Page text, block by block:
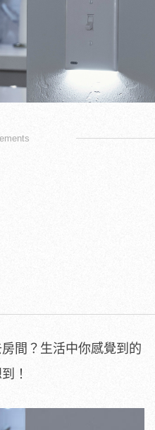
間？生活中你感覺到的
！